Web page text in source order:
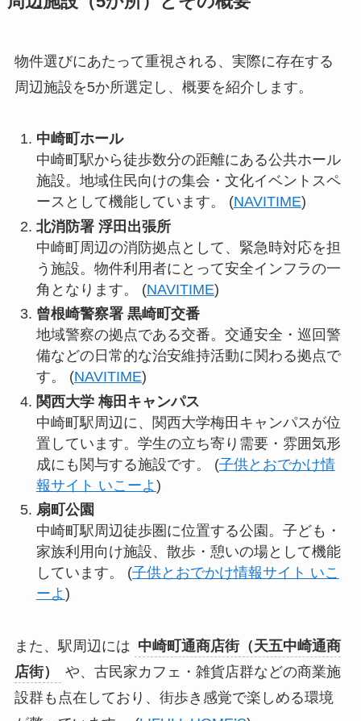
物件選びにあたって重視される、実際に存在する
周辺施設を5か所選定し、概要を紹介します。
中崎町ホール
中崎町駅から徒歩数分の距離にある公共ホール
施設。地域住民向けの集会・文化イベントスペ
ースとして機能しています。 (NAVITIME)
北消防署 浮田出張所
中崎町周辺の消防拠点として、緊急時対応を担
う施設。物件利用者にとって安全インフラの一
角となります。 (NAVITIME)
曾根崎警察署 黒崎町交番
地域警察の拠点である交番。交通安全・巡回警
備などの日常的な治安維持活動に関わる拠点で
す。 (NAVITIME)
関西大学 梅田キャンパス
中崎町駅周辺に、関西大学梅田キャンパスが位
置しています。学生の立ち寄り需要・雰囲気形
成にも関与する施設です。 (子供とおでかけ情
報サイト いこーよ )
扇町公園
中崎町駅周辺徒歩圏に位置する公園。子ども・
家族利用向け施設、散歩・憩いの場として機能
しています。 (子供とおでかけ情報サイト いこ
ーよ )
また、駅周辺には 中崎町通商店街（天五中崎通商
店街）
や、古民家カフェ・雑貨店群などの商業施
設群も点在しており、街歩き感覚で楽しめる環境